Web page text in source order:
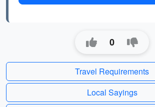
0
Travel Requirements
Local Sayings